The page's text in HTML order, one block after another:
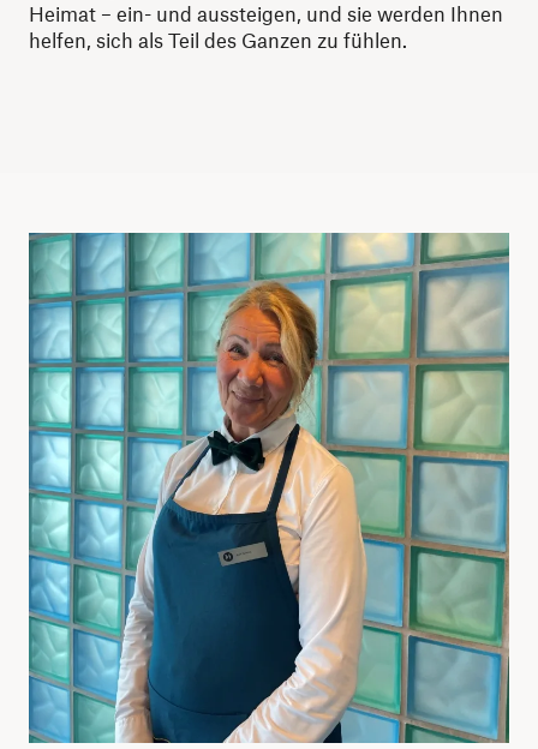
Heimat – ein- und aussteigen, und sie werden Ihnen
helfen, sich als Teil des Ganzen zu fühlen.